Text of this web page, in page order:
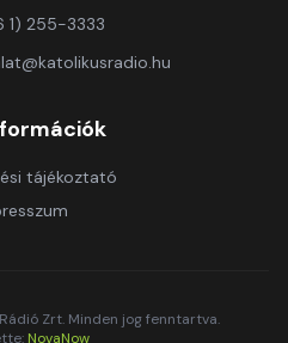
1) 255-3333
tájékoztató
Zrt. Minden jog fenntartva.
NovaNow